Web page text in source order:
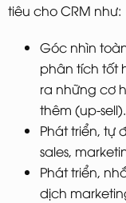
tiêu cho CRM như:
Góc nhìn
phân tích tốt
ra những cơ
thêm (up-sell).
Phát triển, tự
sales,
Phát triển,
dịch